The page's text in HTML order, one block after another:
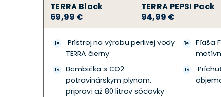
TERRA Black
69,99 €
TERRA PEPSI Pack
94,99 €
1×
Prístroj na výrobu perlivej vody
TERRA čierny
1×
Bombička s CO2
potravinárskym plynom,
pripraví až 80 litrov sódovky
1×
Fľaša
1×